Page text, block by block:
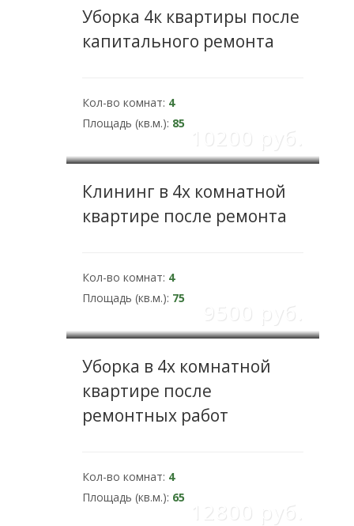
Уборка 4к квартиры после
капитального ремонта
Кол-во комнат: 4
Площадь (кв.м.): 85
Клининг в 4х комнатной
квартире после ремонта
Кол-во комнат: 4
Площадь (кв.м.): 75
Уборка в 4х комнатной
квартире после
ремонтных работ
Кол-во комнат: 4
Площадь (кв.м.): 65